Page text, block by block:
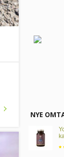
NYE